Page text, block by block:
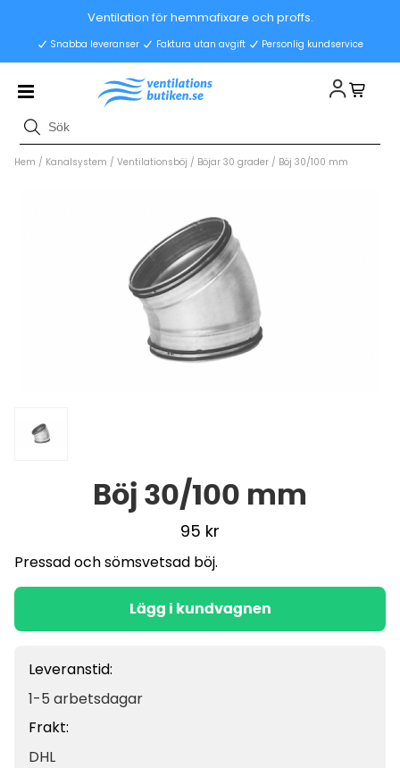
Ventilation för hemmafixare och proffs.
Snabba leveranser Faktura utan avgift Personlig kundservice
Hem / Kanalsystem / Ventilationsböj / Böjar 30 grader / Böj 30/100 mm
Böj 30/100 mm
95 kr
Pressad och sömsvetsad böj.
Lägg i kundvagnen
Leveranstid:
1-5 arbetsdagar
Frakt:
DHL